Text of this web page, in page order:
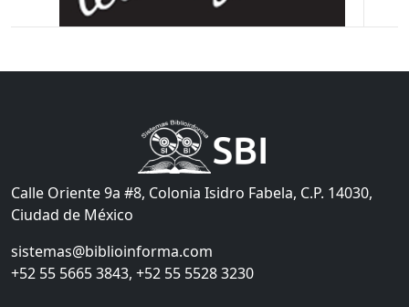
Calle Oriente 9a #8, Colonia Isidro Fabela, C.P. 14030,
Ciudad de México
sistemas@biblioinforma.com
+52 55 5665 3843, +52 55 5528 3230